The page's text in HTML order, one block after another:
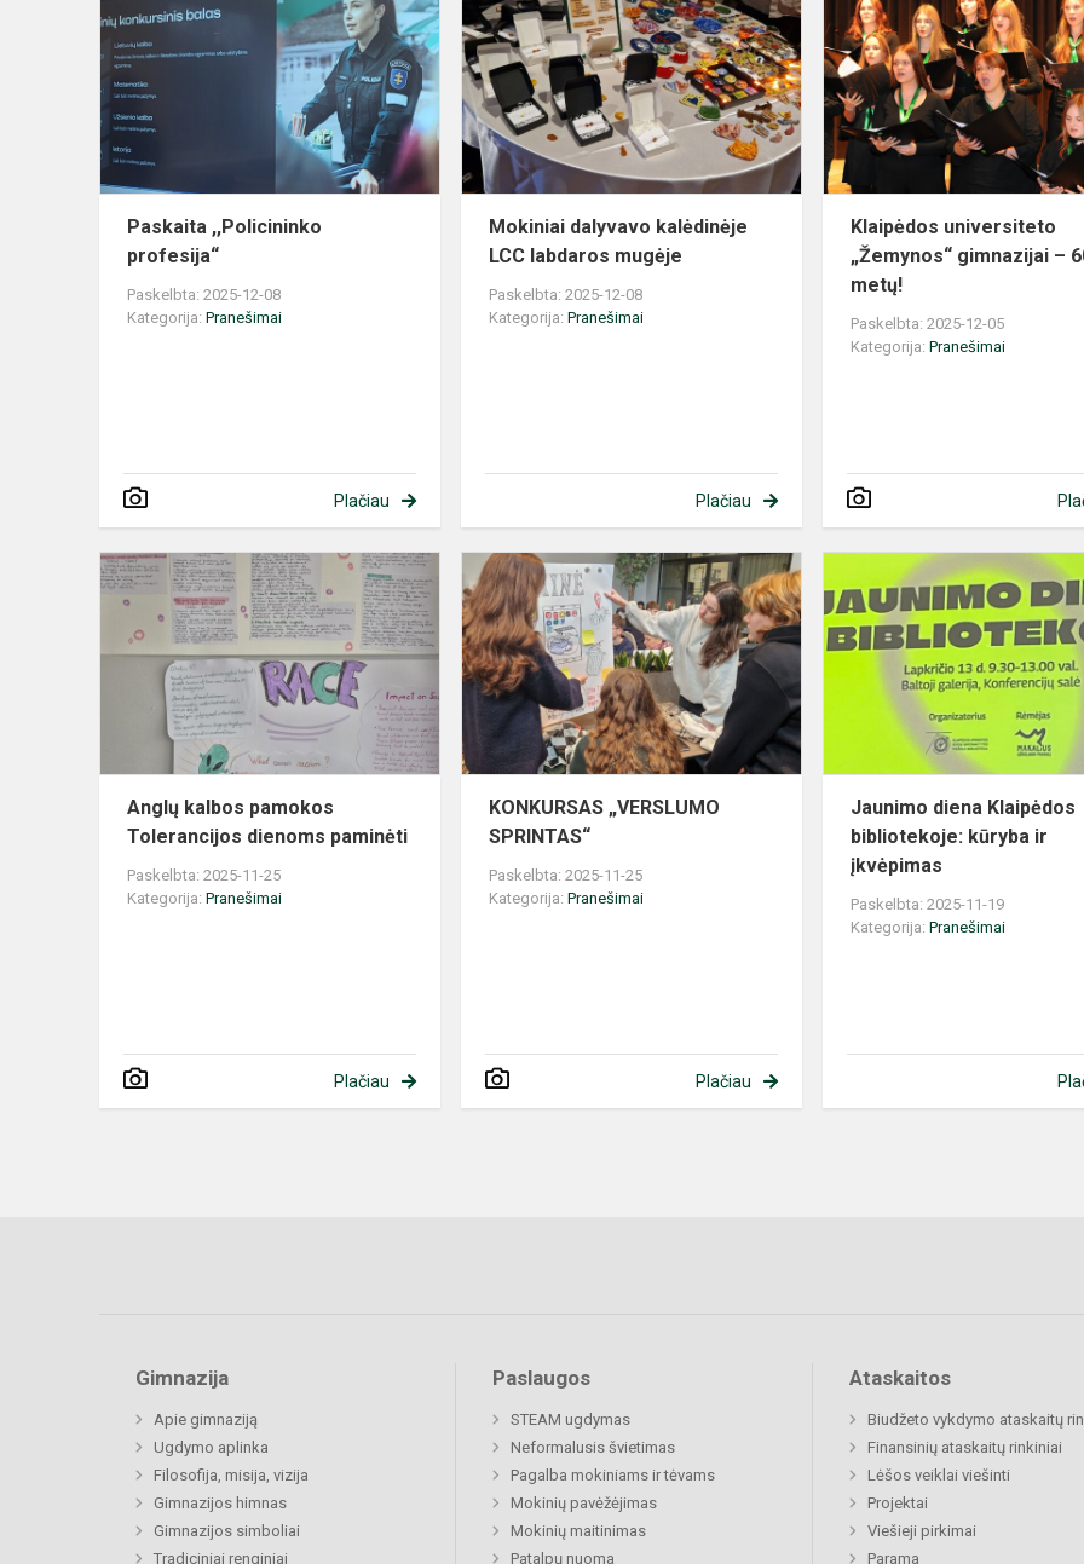
,,Policininko
profesija“
Paskaita ,,Policininko
profesija“
Paskelbta: 2025-12-08
Kategorija: Pranešimai
Plačiau
dalyvavo
kalėdinėje
LCC
labdaros
mugėje
Mokiniai dalyvavo kalėdinėje
LCC labdaros mugėje
Paskelbta: 2025-12-08
Kategorija:Pranešimai
Plačiau
Klaipėdos universiteto
„Žemynos“ gimnazijai –
metų!
Paskelbta: 2025-12-05
Kategorija:Pranešimai
Anglų
kalbos
pamokos
Tolerancijos
dienoms
paminėti
Anglų kalbos pamokos
Tolerancijos dienoms paminėti
Paskelbta: 2025-11-25
Kategorija: Pranešimai
Plačiau
KONKURSAS
„VERSLUMO
SPRINTAS“
KONKURSAS „VERSLUMO
SPRINTAS“
Paskelbta: 2025-11-25
Kategorija:Pranešimai
Plačiau
Jaunimo diena Klaipėdos
bibliotekoje: kūryba ir
įkvėpimas
Paskelbta: 2025-11-19
Kategorija:Pranešimai
Gimnazija
Apie gimnaziją
Ugdymo aplinka
Filosofija, misija, vizija
Gimnazijos himnas
Gimnazijos simboliai
Tradiciniai renginiai
Paslaugos
STEAM ugdymas
Neformalusis švietimas
Pagalba mokiniams ir tėvams
Mokinių pavėžėjimas
Mokinių maitinimas
Patalpų nuoma
Ataskaitos
Biudžeto vykdymo ataskaitų
Finansinių ataskaitų rinkiniai
Lėšos veiklai viešinti
Projektai
Viešieji pirkimai
Parama